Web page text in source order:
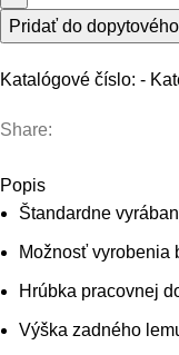
Pridať do
Katalógové číslo: -
Share:
Popis
Štandardne
Možnosť vyrobenia
Hrúbka pracovnej
Výška zadného